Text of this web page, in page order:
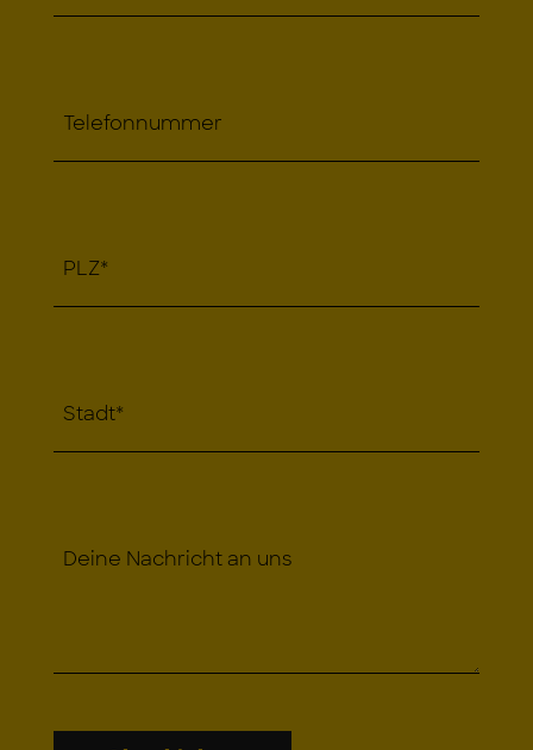
Telefonnummer
PLZ*
Stadt*
Deine Nachricht an uns